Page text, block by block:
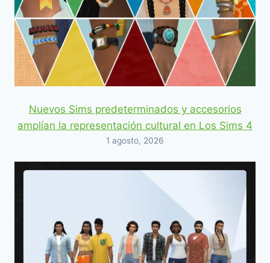
Nuevos Sims predeterminados y accesorios
amplían la representación cultural en Los Sims 4
1 agosto, 2026